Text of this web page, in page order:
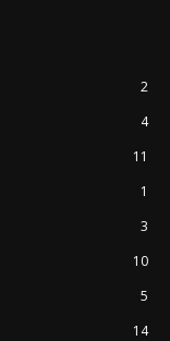
2
4
11
1
3
10
5
14